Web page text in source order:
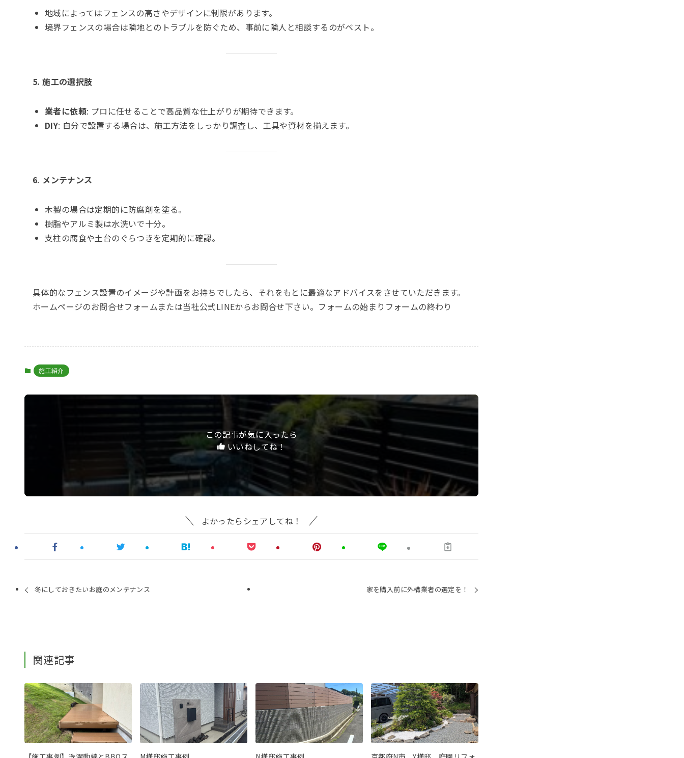
地域によってはフェンスの高さやデザインに制限があります。
境界フェンスの場合は隣地とのトラブルを防ぐため、事前に隣人と相談するのがベスト。
5. 施工の選択肢
業者に依頼: プロに任せることで高品質な仕上がりが期待できます。
DIY: 自分で設置する場合は、施工方法をしっかり調査し、工具や資材を揃えます。
6. メンテナンス
木製の場合は定期的に防腐剤を塗る。
樹脂やアルミ製は水洗いで十分。
支柱の腐食や土台のぐらつきを定期的に確認。
具体的なフェンス設置のイメージや計画をお持ちでしたら、それをもとに最適なアドバイスをさせていただきます。
ホームページのお問合せフォームまたは当社公式LINEからお問合せ下さい。フォームの始まりフォームの終わり
施工紹介
この記事が気に入ったら
いいねしてね！
よかったらシェアしてね！
冬にしておきたいお庭のメンテナンス 家を購入前に外構業者の選定を！
関連記事